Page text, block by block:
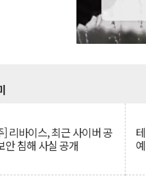
] 리바이스, 최근 사이버 공
안 침해 사실 공개